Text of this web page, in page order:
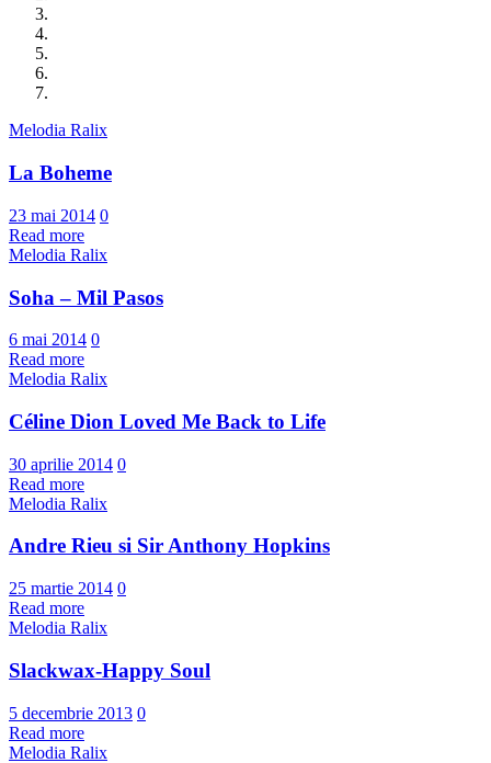
Melodia Ralix
La Boheme
23 mai 2014 0
Read more
Melodia Ralix
Soha – Mil Pasos
6 mai 2014 0
Read more
Melodia Ralix
Céline Dion Loved Me Back to Life
30 aprilie 2014 0
Read more
Melodia Ralix
Andre Rieu si Sir Anthony Hopkins
25 martie 2014 0
Read more
Melodia Ralix
Slackwax-Happy Soul
5 decembrie 2013 0
Read more
Melodia Ralix